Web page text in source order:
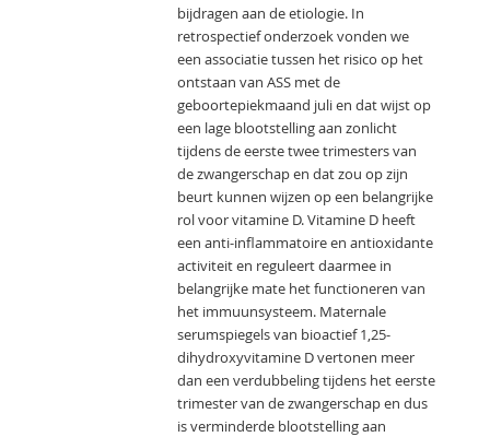
bijdragen aan de etiologie. In
retrospectief onderzoek vonden we
een associatie tussen het risico op het
ontstaan van ASS met de
geboortepiekmaand juli en dat wijst op
een lage blootstelling aan zonlicht
tijdens de eerste twee trimesters van
de zwangerschap en dat zou op zijn
beurt kunnen wijzen op een belangrijke
rol voor vitamine D. Vitamine D heeft
een anti-inflammatoire en antioxidante
activiteit en reguleert daarmee in
belangrijke mate het functioneren van
het immuunsysteem. Maternale
serumspiegels van bioactief 1,25-
dihydroxyvitamine D vertonen meer
dan een verdubbeling tijdens het eerste
trimester van de zwangerschap en dus
is verminderde blootstelling aan